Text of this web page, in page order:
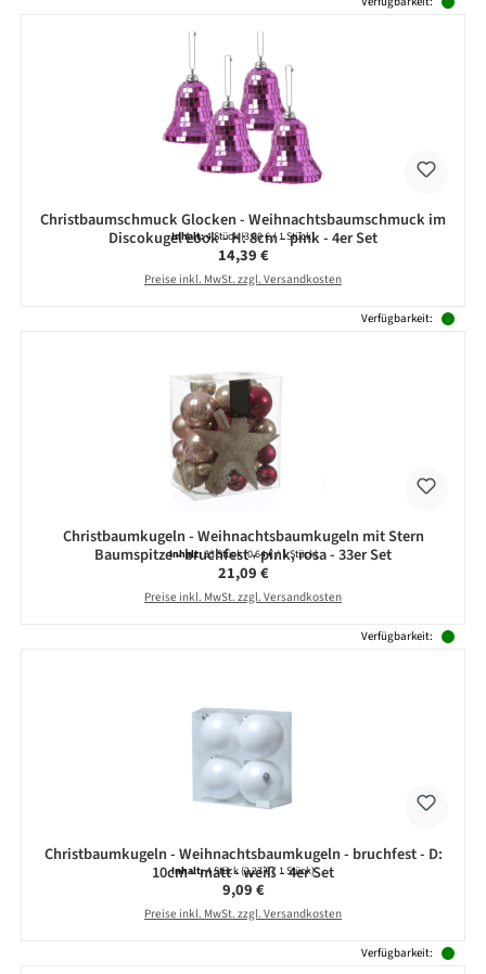
Christbaumschmuck Glocken - Weihnachtsbaumschmuck im
Discokugel Look - H: 8cm - pink - 4er Set
Inhalt:4 Stück(3,60 € / 1 Stück)
Regulärer Preis:
14,39 €
Preise inkl. MwSt. zzgl. Versandkosten
Verfügbarkeit:
Christbaumkugeln - Weihnachtsbaumkugeln mit Stern
Baumspitze - bruchfest - pink, rosa - 33er Set
Inhalt:33 Stück(0,64 € / 1 Stück)
Regulärer Preis:
21,09 €
Preise inkl. MwSt. zzgl. Versandkosten
Verfügbarkeit:
Christbaumkugeln - Weihnachtsbaumkugeln - bruchfest - D:
10cm - matt - weiß - 4er Set
Inhalt:4 Stück(2,27 € / 1 Stück)
Regulärer Preis:
9,09 €
Preise inkl. MwSt. zzgl. Versandkosten
Verfügbarkeit: